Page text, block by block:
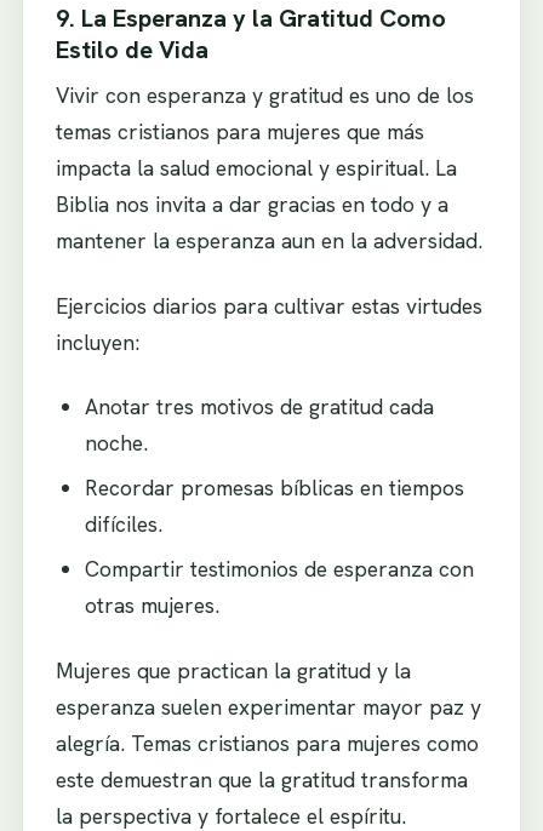
9. La Esperanza y la Gratitud Como
Estilo de Vida
Vivir con esperanza y gratitud es uno de los
temas cristianos para mujeres que más
impacta la salud emocional y espiritual. La
Biblia nos invita a dar gracias en todo y a
mantener la esperanza aun en la adversidad.
Ejercicios diarios para cultivar estas virtudes
incluyen:
Anotar tres motivos de gratitud cada
noche.
Recordar promesas bíblicas en tiempos
difíciles.
Compartir testimonios de esperanza con
otras mujeres.
Mujeres que practican la gratitud y la
esperanza suelen experimentar mayor paz y
alegría. Temas cristianos para mujeres como
este demuestran que la gratitud transforma
la perspectiva y fortalece el espíritu.